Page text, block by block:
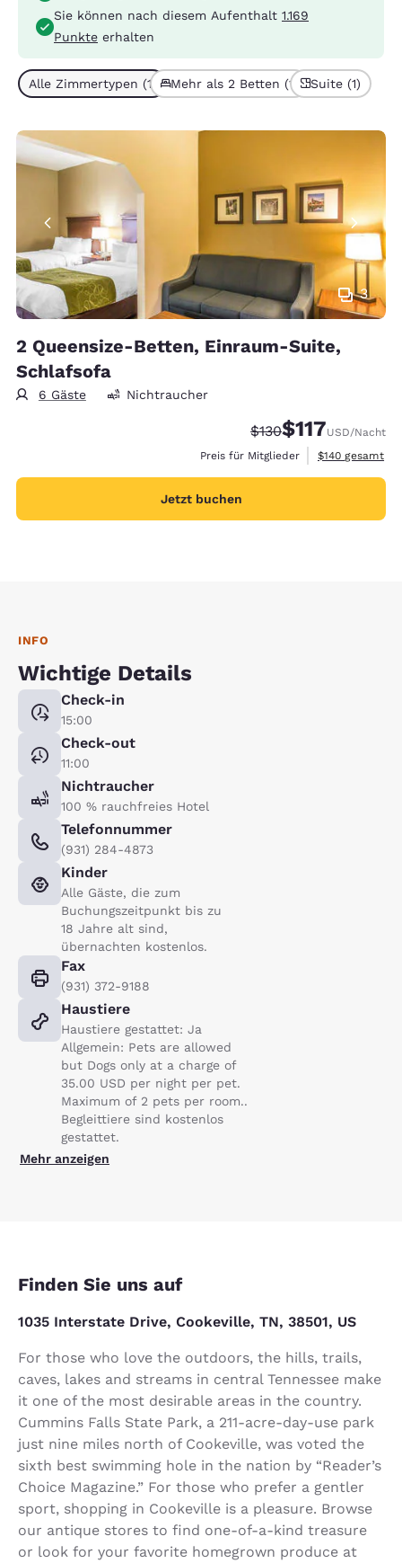
Sie können nach diesem Aufenthalt 1.169
Punkte erhalten
Alle Zimmertypen (1) Mehr als 2 Betten (1) Suite (1)
3
2 Queensize-Betten, Einraum-Suite,
Schlafsofa
6 Gäste Nichtraucher
Durchgestrichener
$130Vergünstigter
$117USD/Nacht
Preis für Mitglieder
Geschätzte
$140 gesamt
Jetzt buchen
INFO
Wichtige Details
Check-in
15:00
Check-out
11:00
Nichtraucher
100 % rauchfreies Hotel
Telefonnummer
(931) 284-4873
Kinder
Alle Gäste, die zum
Buchungszeitpunkt bis zu
18 Jahre alt sind,
übernachten kostenlos.
Fax
(931) 372-9188
Haustiere
Haustiere gestattet: Ja
Allgemein: Pets are allowed
but Dogs only at a charge of
35.00 USD per night per pet.
Maximum of 2 pets per room..
Begleittiere sind kostenlos
gestattet.
Mehr anzeigen
Finden Sie uns auf
1035 Interstate Drive, Cookeville, TN, 38501, US
For those who love the outdoors, the hills, trails,
caves, lakes and streams in central Tennessee make
it one of the most desirable areas in the country.
Cummins Falls State Park, a 211-acre-day-use park
just nine miles north of Cookeville, was voted the
sixth best swimming hole in the nation by “Reader’s
Choice Magazine.” For those who prefer a gentler
sport, shopping in Cookeville is a pleasure. Browse
our antique stores to find one-of-a-kind treasure
or look for your favorite homegrown produce at